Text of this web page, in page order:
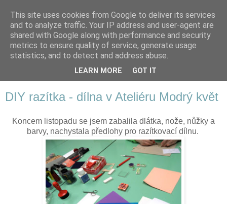
DIY razítka - dílna v Ateliéru Modrý květ
Koncem listopadu se jsem zabalila dlátka, nože, nůžky a
barvy, nachystala předlohy pro razítkovací dílnu.
This site uses cookies from Google to deliver its services
and to analyze traffic. Your IP address and user-agent are
shared with Google along with performance and security
metrics to ensure quality of service, generate usage
statistics, and to detect and address abuse.
LEARN MORE GOT IT